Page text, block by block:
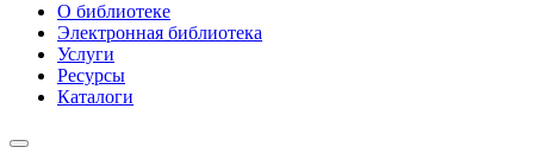
О библиотеке
Электронная библиотека
Услуги
Ресурсы
Каталоги